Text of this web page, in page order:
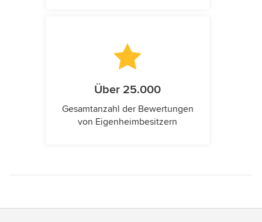
Über 25.000
Gesamtanzahl der Bewertungen
von Eigenheimbesitzern